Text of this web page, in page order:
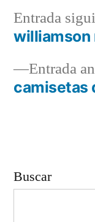
deEntrada
camisetas
Entrada
williamson
Buscar